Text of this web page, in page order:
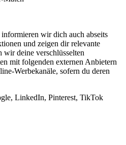
wir dich auch abseits
und zeigen dir relevante
wir deine verschlüsselten
mit folgenden externen Anbietern
Werbekanäle, sofern du deren
LinkedIn, Pinterest, TikTok